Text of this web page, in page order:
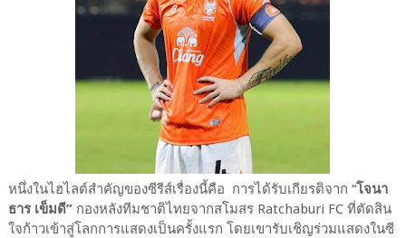
หนึ่งในไฮไลต์สำคัญของซีรีส์เรื่องนี้คือ การได้รับเกียรติจาก “โจนา
ธาร เข็มดี”กองหลังทีมชาติไทยจากสโมสร Ratchaburi FC ที่ตัดสิน
ใจก้าวเข้าสู่โลกการแสดงเป็นครั้งแรก โดยเขารับเชิญร่วมแสดงในซี